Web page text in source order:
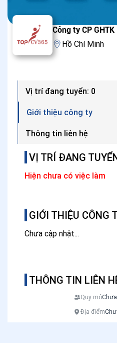
Công ty CP GHTK
Hồ Chí Minh
VỊ TRÍ ĐANG
Hiện chưa có việc làm
GIỚI THIỆU CÔNG
Chưa cập nhật...
THÔNG TIN LIÊN
Quy mô
Địa điểm
Vị trí đang tuyển: 0
Giới thiệu công ty
Thông tin liên hệ